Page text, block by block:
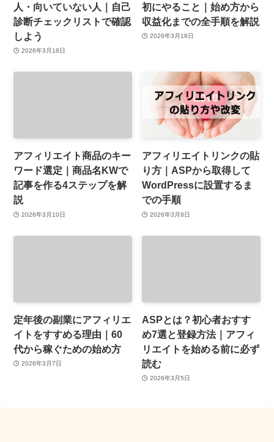
人・向いていない人｜自己
診断チェックリストで確認
しよう
2026年3月18日
初にやること｜始め方から
収益化までの全手順を解説
2026年3月18日
アフィリエイト商品のキー
ワード選定｜商品名KWで
記事を作る4ステップを解
説
2026年3月10日
アフィリエイトリンクの貼
り方｜ASPから取得して
WordPressに設置するま
での手順
2026年3月8日
定年後の副業にアフィリエ
イトをすすめる理由｜60
代から稼ぐための始め方
2026年3月7日
ASPとは？初心者おすす
め7選と登録方法｜アフィ
リエイトを始める前に必ず
読む
2026年3月5日